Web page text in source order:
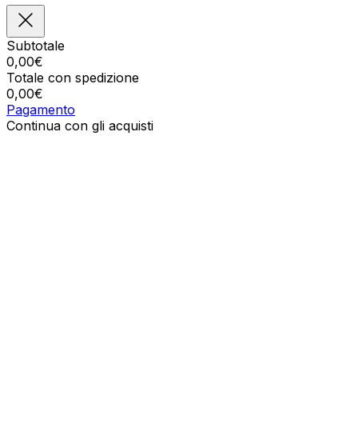
Subtotale
0,00€
Totale con spedizione
0,00€
Pagamento
Continua con gli acquisti